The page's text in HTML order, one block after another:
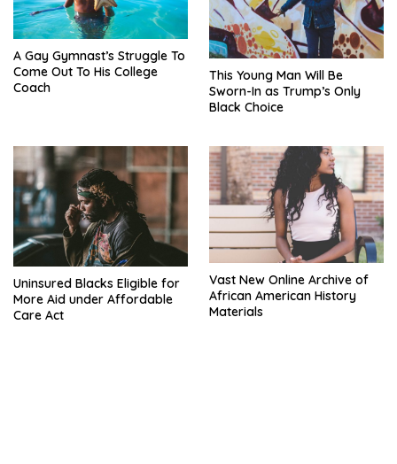
A Gay Gymnast’s Struggle To
Come Out To His College
Coach
This Young Man Will Be
Sworn-In as Trump’s Only
Black Choice
Uninsured Blacks Eligible for
More Aid under Affordable
Care Act
Vast New Online Archive of
African American History
Materials